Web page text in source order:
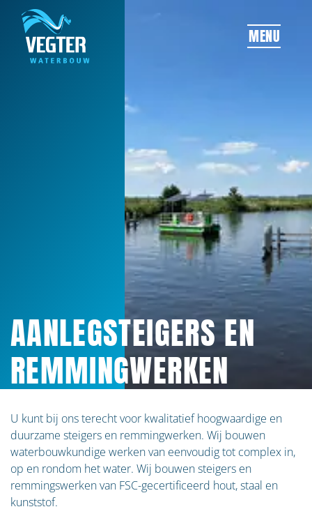
OVERSLAAN
MENU
AANLEGSTEIGERS EN
REMMINGWERKEN
U kunt bij ons terecht voor kwalitatief hoogwaardige en
duurzame steigers en remmingwerken. Wij bouwen
waterbouwkundige werken van eenvoudig tot complex in,
op en rondom het water. Wij bouwen steigers en
remmingswerken van FSC-gecertificeerd hout, staal en
kunststof.